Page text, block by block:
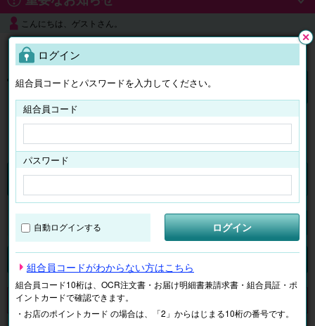
こんにちは、ゲストさん。
よくある質問
ログイン
チケット マイページ
検索
申し訳ございません。 現在、該当商品は、お取扱いしておりません。
ログイン
組合員コードとパスワードを入力してください。
組合員コード
パスワード
自動ログインする ログイン
組合員コードがわからない方はこちら
組合員コード10桁は、OCR注文書・お届け明細書兼請求書・組合員証・ポ
イントカードで確認できます。
・お店のポイントカード の場合は、「2」からはじまる10桁の番号です。